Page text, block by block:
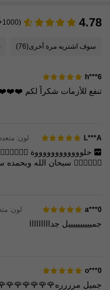
4.78
(1000+)
سوف اشتريه مرة أخرى(76)
h***6
تنفع للأزمات شكراً لكم
L***A لون: متعدد
حلووووووووووووة
😍😍😍😍😍😍 سبحان الله وبحمده
a***0 لون:
جمييييييييييل جدااااااااا
o***0
جميل